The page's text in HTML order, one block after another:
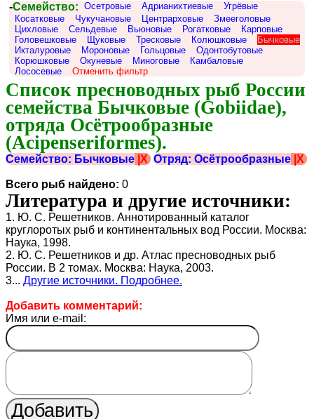
-Семейство: Осетровые Адрианихтиевые
Угрёвые
Косатковые
Чукучановые Центрарховые
Змееголовые
Цихловые
Сельдевые Вьюновые Рогатковые
Карповые
Головешковые
Щуковые Тресковые Колюшковые
Бычковые
Икталуровые
Мороновые Гольцовые
Одонтобутовые
Корюшковые
Окуневые Миноговые
Камбаловые
Лососевые
Отменить фильтр
Список пресноводных рыб России
семейства Бычковые (Gobiidae),
отряда Осётрообразные
(Acipenseriformes).
Семейство: Бычковые |X Отряд: Осётрообразные |X
Всего рыб найдено: 0
Литература и другие источники:
1. Ю. С. Решетников. Аннотированный каталог
круглоротых рыб и континентальных вод России. Москва:
Наука, 1998.
2. Ю. С. Решетников и др. Атлас пресноводных рыб
России. В 2 томах. Москва: Наука, 2003.
3... Другие источники. Подробнее.
Добавить комментарий:
Имя или e-mail: